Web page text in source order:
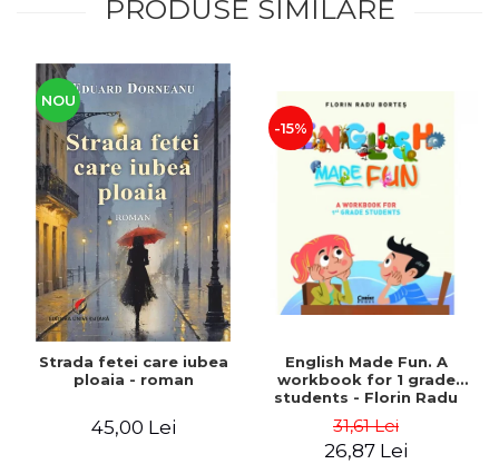
PRODUSE SIMILARE
NOU
Strada fetei care iubea
ploaia - roman
45,00 Lei
-15%
English Made Fun. A
workbook for 1 grade
students - Florin Radu
31,61 Lei
26,87 Lei